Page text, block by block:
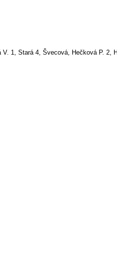
1, Stará 4, Švecová, Hečková P. 2,